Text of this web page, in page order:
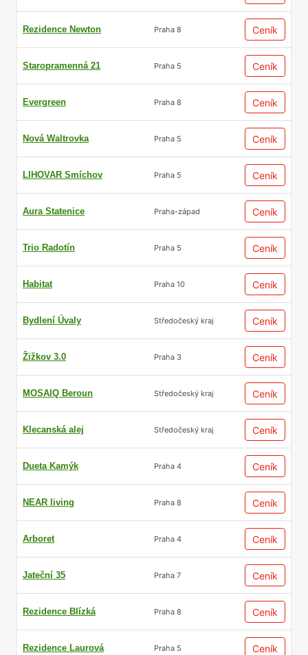
Rezidence Newton Praha 8 Ceník
Staropramenná 21 Praha 5 Ceník
Evergreen Praha 8 Ceník
Nová Waltrovka Praha 5 Ceník
LIHOVAR Smíchov Praha 5 Ceník
Aura Statenice Praha-západ Ceník
Trio Radotín Praha 5 Ceník
Habitat Praha 10 Ceník
Bydlení Úvaly Středočeský kraj Ceník
Žižkov 3.0 Praha 3 Ceník
MOSAIQ Beroun Středočeský kraj Ceník
Klecanská alej Středočeský kraj Ceník
Dueta Kamýk Praha 4 Ceník
NEAR living Praha 8 Ceník
Arboret Praha 4 Ceník
Jateční 35 Praha 7 Ceník
Rezidence Blízká Praha 8 Ceník
Rezidence Laurová Praha 5 Ceník